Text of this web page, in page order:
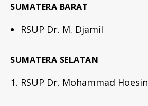
SUMATERA BARAT
RSUP Dr. M. Djamil
SUMATERA SELATAN
RSUP Dr. Mohammad Hoesin